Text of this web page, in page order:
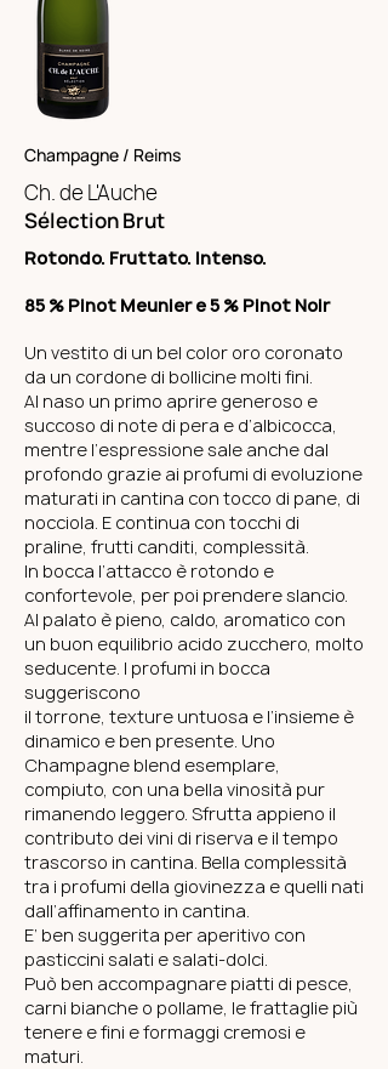
Champagne / Reims
Ch. de L'Auche
Sélection Brut
Rotondo. Fruttato. Intenso.
85 % Pinot Meunier e 5 % Pinot Noir
Un vestito di un bel color oro coronato
da un cordone di bollicine molti fini.
Al naso un primo aprire generoso e
succoso di note di pera e d’albicocca,
mentre l’espressione sale anche dal
profondo grazie ai profumi di evoluzione
maturati in cantina con tocco di pane, di
nocciola. E continua con tocchi di
praline, frutti canditi, complessità.
In bocca l’attacco è rotondo e
confortevole, per poi prendere slancio.
Al palato è pieno, caldo, aromatico con
un buon equilibrio acido zucchero, molto
seducente. I profumi in bocca
suggeriscono
il torrone, texture untuosa e l’insieme è
dinamico e ben presente. Uno
Champagne blend esemplare,
compiuto, con una bella vinosità pur
rimanendo leggero. Sfrutta appieno il
contributo dei vini di riserva e il tempo
trascorso in cantina. Bella complessità
tra i profumi della giovinezza e quelli nati
dall’affinamento in cantina.
E’ ben suggerita per aperitivo con
pasticcini salati e salati-dolci.
Può ben accompagnare piatti di pesce,
carni bianche o pollame, le frattaglie più
tenere e fini e formaggi cremosi e
maturi.